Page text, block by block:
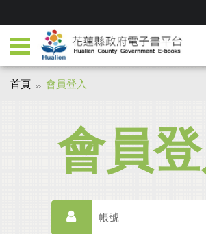
首頁 會員登入
會員